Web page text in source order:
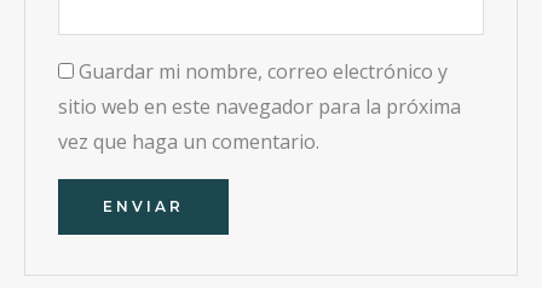
Guardar mi nombre, correo electrónico y
sitio web en este navegador para la próxima
vez que haga un comentario.